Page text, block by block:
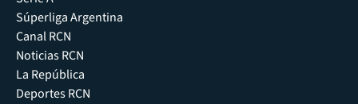
Súperliga Argentina
Canal RCN
Noticias RCN
La República
Deportes RCN